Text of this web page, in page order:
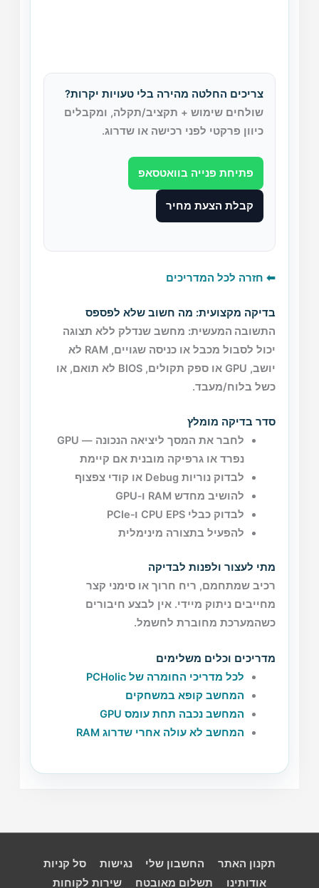
צריכים החלטה מהירה בלי טעויות יקרות?
שולחים שימוש + תקציב/תקלה, ומקבלים
כיוון פרקטי לפני רכישה או שדרוג.
פתיחת פנייה בוואטסאפ
קבלת הצעת מחיר
⬅ חזרה לכל המדריכים
בדיקה מקצועית: מה חשוב שלא לפספס
התשובה המעשית: מחשב שנדלק ללא תצוגה
יכול לסבול מכבל או כניסה שגויים, RAM לא
יושב, GPU או ספק תקולים, BIOS לא תואם, או
כשל בלוח/מעבד.
סדר בדיקה מומלץ
לחבר את המסך ליציאה הנכונה — GPU
נפרד או גרפיקה מובנית אם קיימת
לבדוק נוריות Debug או קודי צפצוף
להושיב מחדש RAM ו‑GPU
לבדוק כבלי CPU EPS ו‑PCIe
להפעיל בתצורה מינימלית
מתי לעצור ולפנות לבדיקה
רכיב שמתחמם, ריח חרוך או סימני קצר
מחייבים ניתוק מיידי. אין לבצע חיבורים
כשהמערכת מחוברת לחשמל.
מדריכים וכלים משלימים
לכל מדריכי החומרה של PCHolic
המחשב קופא במשחקים
המחשב נכבה תחת עומס GPU
המחשב לא עולה אחרי שדרוג RAM
תקנון האתר החשבון שלי נגישות
סל קניות
אודותינו
תשלום מאובטח שירות לקוחות